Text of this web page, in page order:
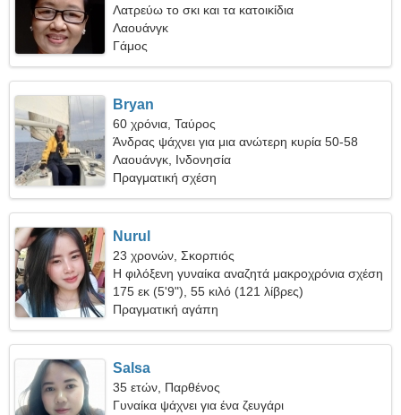
Λατρεύω το σκι και τα κατοικίδια
Λαουάνγκ
Γάμος
Bryan
60 χρόνια, Ταύρος
Άνδρας ψάχνει για μια ανώτερη κυρία 50-58
Λαουάνγκ, Ινδονησία
Πραγματική σχέση
Nurul
23 χρονών, Σκορπιός
Η φιλόξενη γυναίκα αναζητά μακροχρόνια σχέση
175 εκ (5'9"), 55 κιλό (121 λίβρες)
Πραγματική αγάπη
Salsa
35 ετών, Παρθένος
Γυναίκα ψάχνει για ένα ζευγάρι